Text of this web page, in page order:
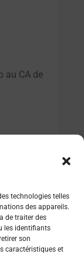
technologies telles
des appareils.
de traiter des
les identifiants
son
caractéristiques et
au CA de